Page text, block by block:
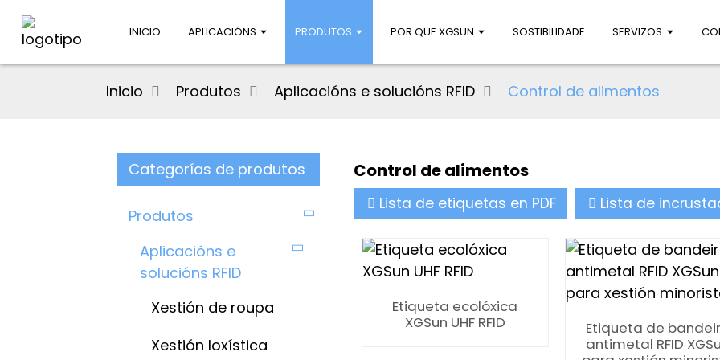
INICIO APLICACIÓNS PRODUTOS POR QUE XGSUN SOSTIBILIDADE SERVIZOS
Inicio Produtos Aplicacións e solucións RFID Control de alimentos
Categorías de produtos
Produtos
Aplicacións e
solucións RFID
Xestión de roupa
Xestión loxística
Control de alimentos
Lista de etiquetas en PDF Lista de
Etiqueta ecolóxica
XGSun UHF RFID
Etiqueta de
antimetal RFID